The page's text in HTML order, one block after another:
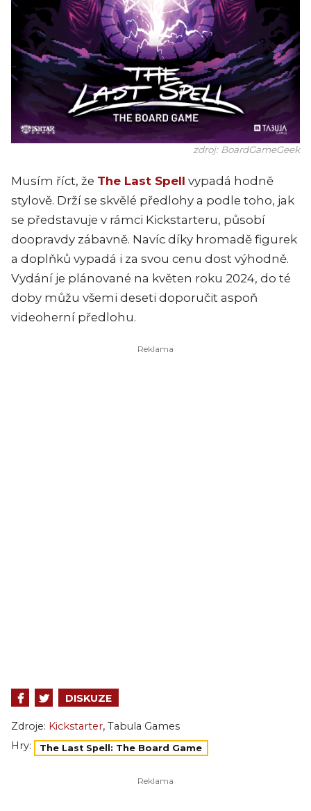
zdroj: BoardGameGeek
Musím říct, že The Last Spell vypadá hodně
stylově. Drží se skvělé předlohy a podle toho, jak
se představuje v rámci Kickstarteru, působí
doopravdy zábavně. Navíc díky hromadě figurek
a doplňků vypadá i za svou cenu dost výhodně.
Vydání je plánované na květen roku 2024, do té
doby můžu všemi deseti doporučit aspoň
videoherní předlohu.
DISKUZE
Zdroje: Kickstarter, Tabula Games
Hry:
The Last Spell: The Board Game